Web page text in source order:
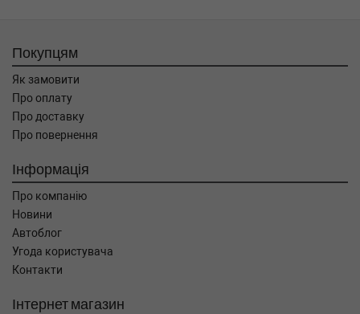
Покупцям
Як замовити
Про оплату
Про доставку
Про повернення
Інформація
Про компанію
Новини
Автоблог
Угода користувача
Контакти
Інтернет магазин